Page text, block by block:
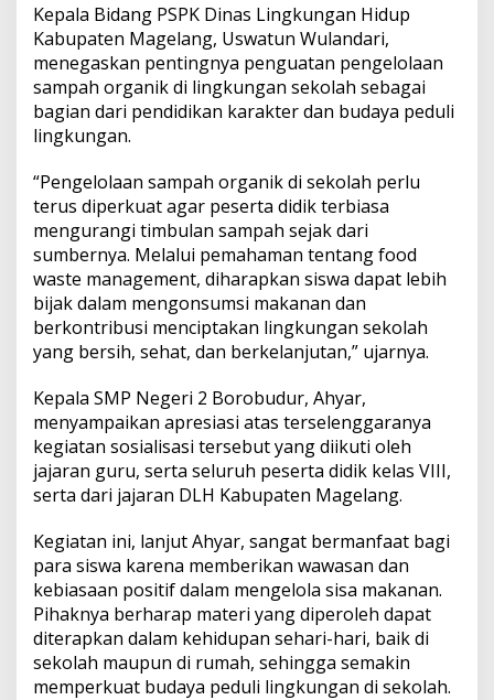
Kepala Bidang PSPK Dinas Lingkungan Hidup
Kabupaten Magelang, Uswatun Wulandari,
menegaskan pentingnya penguatan pengelolaan
sampah organik di lingkungan sekolah sebagai
bagian dari pendidikan karakter dan budaya peduli
lingkungan.
“Pengelolaan sampah organik di sekolah perlu
terus diperkuat agar peserta didik terbiasa
mengurangi timbulan sampah sejak dari
sumbernya. Melalui pemahaman tentang food
waste management, diharapkan siswa dapat lebih
bijak dalam mengonsumsi makanan dan
berkontribusi menciptakan lingkungan sekolah
yang bersih, sehat, dan berkelanjutan,” ujarnya.
Kepala SMP Negeri 2 Borobudur, Ahyar,
menyampaikan apresiasi atas terselenggaranya
kegiatan sosialisasi tersebut yang diikuti oleh
jajaran guru, serta seluruh peserta didik kelas VIII,
serta dari jajaran DLH Kabupaten Magelang.
Kegiatan ini, lanjut Ahyar, sangat bermanfaat bagi
para siswa karena memberikan wawasan dan
kebiasaan positif dalam mengelola sisa makanan.
Pihaknya berharap materi yang diperoleh dapat
diterapkan dalam kehidupan sehari-hari, baik di
sekolah maupun di rumah, sehingga semakin
memperkuat budaya peduli lingkungan di sekolah.